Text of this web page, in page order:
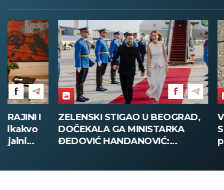
ZELENSKI STIGAO U BEOGRAD,
DOČEKALA GA MINISTARKA
ĐEDOVIĆ HANDANOVIĆ:
VELIKA
pola tone